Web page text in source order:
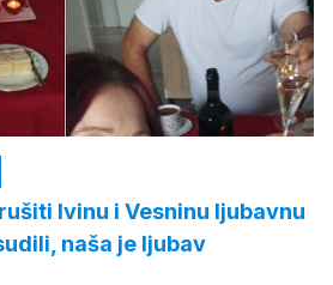
Ivinu i Vesninu ljubavnu
naša je ljubav